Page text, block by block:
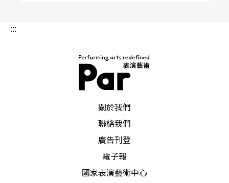
:::
關於我們
聯絡我們
廣告刊登
電子報
國家表演藝術中心